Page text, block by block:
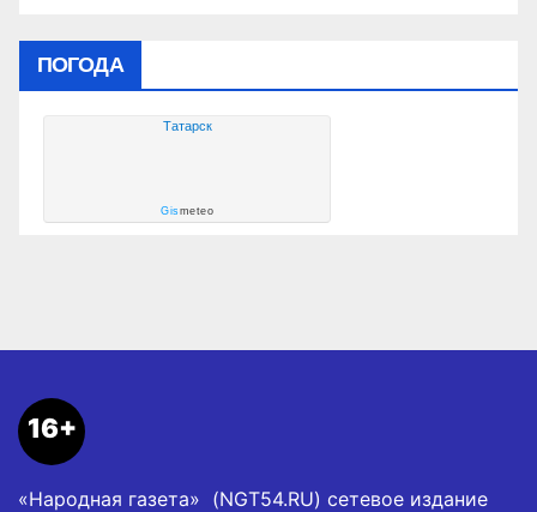
ПОГОДА
Татарск
Gismeteo
16+
«Народная газета» (NGT54.RU) сетевое издание